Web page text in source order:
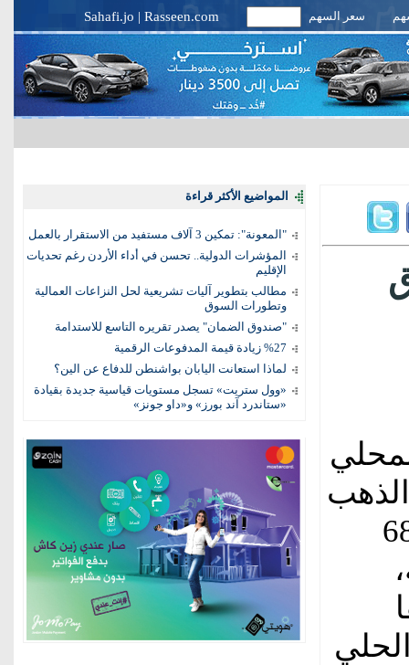
سعر السهم Sahafi.jo | Rasseen.com
المواضيع الأكثر قراءة
"المعونة": تمكين 3 آلاف مستفيد من الاستقرار بالعمل
المؤشرات الدولية.. تحسن في أداء الأردن رغم تحديات
الإقليم
مطالب بتطوير آليات تشريعية لحل النزاعات العمالية
وتطورات السوق
"صندوق الضمان" يصدر تقريره التاسع للاستدامة
%27 زيادة قيمة المدفوعات الرقمية
لماذا استعانت اليابان بواشنطن للدفاع عن الين؟
«وول ستريت» تسجل مستويات قياسية جديدة بقيادة
«ستاندرد آند بورز» و«داو جونز»
68.30